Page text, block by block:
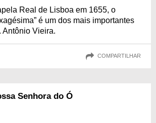
Real de Lisboa em 1655, o
é um dos mais importantes
Antônio Vieira.
COMPARTILHAR
Senhora do Ó